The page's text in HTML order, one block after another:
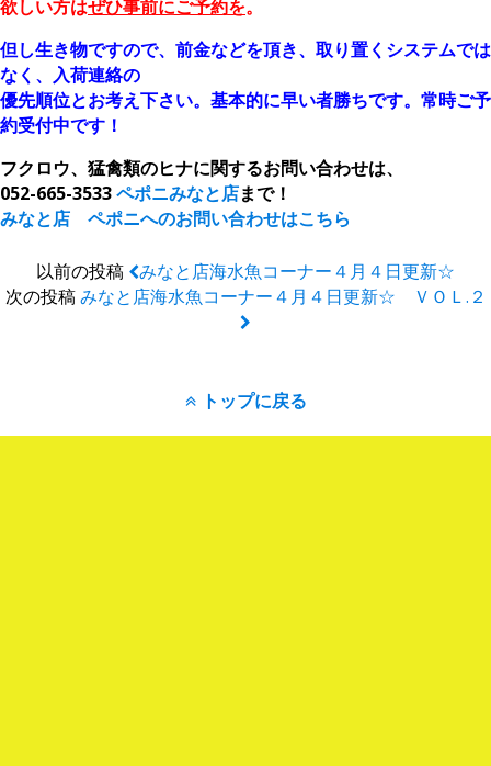
欲しい方はぜひ事前にご予約を。
但し生き物ですので、前金などを頂き、取り置くシステムでは
なく、入荷連絡の
優先順位とお考え下さい。 基本的に早い者勝ちです。常時ご予
約受付中です！
フクロウ、猛禽類のヒナに関するお問い合わせは、
052-665-3533ペポニみなと店まで！
みなと店 ペポニへのお問い合わせはこちら
以前の投稿
みなと店海水魚コーナー４月４日更新☆
次の投稿みなと店海水魚コーナー４月４日更新☆ ＶＯＬ.２
トップに戻る